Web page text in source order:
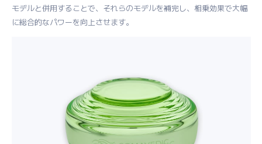
モデルと併用することで、それらのモデルを補完し、相乗効果で大幅
に総合的なパワーを向上させます。